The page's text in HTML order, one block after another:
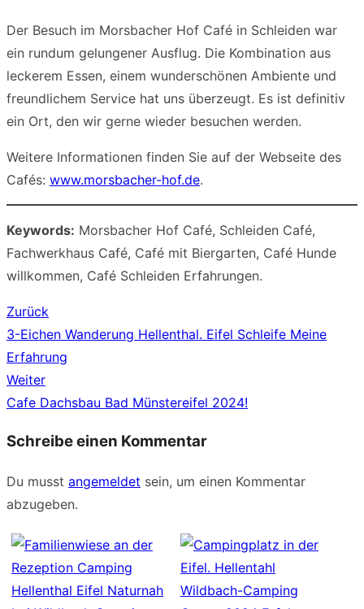
Der Besuch im Morsbacher Hof Café in Schleiden war
ein rundum gelungener Ausflug. Die Kombination aus
leckerem Essen, einem wunderschönen Ambiente und
freundlichem Service hat uns überzeugt. Es ist definitiv
ein Ort, den wir gerne wieder besuchen werden.
Weitere Informationen finden Sie auf der Webseite des
Cafés: www.morsbacher-hof.de.
Keywords: Morsbacher Hof Café, Schleiden Café,
Fachwerkhaus Café, Café mit Biergarten, Café Hunde
willkommen, Café Schleiden Erfahrungen.
Beitragsnavigation
Zurück
Vorheriger
Beitrag:
3-Eichen Wanderung Hellenthal. Eifel Schleife Meine
Erfahrung
Weiter
Nächster
Cafe Dachsbau Bad Münstereifel 2024!
Schreibe einen Kommentar
Du musst angemeldet sein, um einen Kommentar
abzugeben.